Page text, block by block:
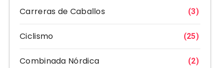
Carreras de Caballos (3)
Ciclismo (25)
Combinada Nórdica (2)